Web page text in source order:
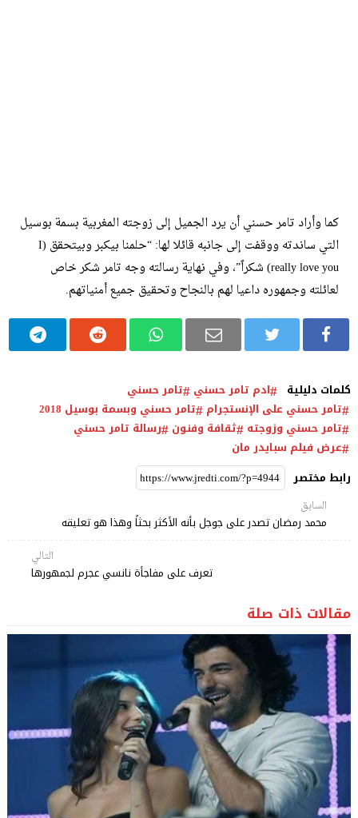
كما وأراد تامر حسني أن يرد الجميل إلى زوجته المغربية بسمة بوسيل
التي ساندته ووقفت إلى جانبه قائلا لها: “حلمنا بيكبر وبيتحقق (I
really love you) شكراً”، وفي نهاية رسالته وجه تامر شكر خاص
لعائلته وجمهوره داعيا لهم بالنجاح وتحقيق جميع أمنياتهم.
كلمات دليلية ادم تامر حسني تامر حسني
تامر حسني على الإنستجرام تامر حسني وبسمة بوسيل 2018
تامر حسني وزوجته ثقافة وفنون رسالة تامر حسني
عرض فيلم سبايدر مان
رابط مختصر
السابق
محمد رمضان تصدر على جوجل بأنه الأكثر بحثاً وهذا هو تعليقه
التالي
تعرف على مفاجأة نانسي عجرم لجمهورها
مقالات ذات صلة